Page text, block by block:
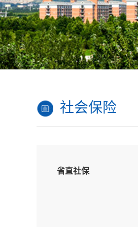
社会保险
省直社保